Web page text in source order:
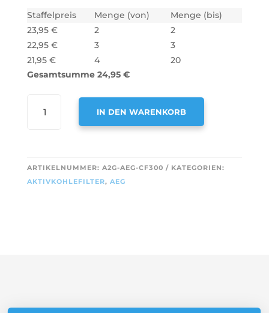
Staffelpreis Menge (von)
Menge (bis)
23,95 € 2
2
22,95 € 3
3
21,95 € 4
20
Gesamtsumme 24,95 €
LONGLIFE
AKTIVKOHLEFILTER
AEG
TYPE
31
IN DEN WARENKORB
T
E
ARTIKELNUMMER: A2G-AEG-CF300
KATEGORIEN:
AKTIVKOHLEFILTER, AEG